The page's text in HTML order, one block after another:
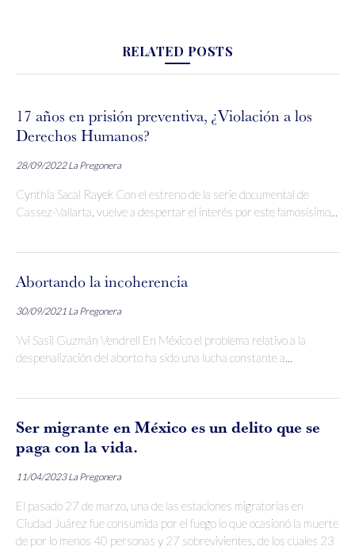
RELATED POSTS
17 años en prisión preventiva, ¿Violación a los
Derechos Humanos?
28/09/2022 La Pregonera
Cynthia Sacal Rayek Con el estreno de la serie documental de
Cassez-Vallarta, vuelve a despertar el interés por este famosísimo...
Abortando la incoherencia
30/09/2021 La Pregonera
Yvi Sasil Guzmán Vendrell En México el problema relativo a la
despenalización del aborto ha sido una lucha constante a...
Ser migrante en México es un delito que se
paga con la vida.
11/04/2023 La Pregonera
El pasado 27 de marzo, una de las estaciones migratorias en
Ciudad Juárez fue consumida por el fuego lo que ocasionó la muerte
de por lo menos 40 personas y 27 sobrevivientes, de los cuales 23